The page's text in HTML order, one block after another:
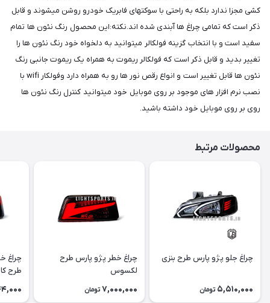
کشی مجزا ندارد بلکه به راحتی با سوکتهای فابریک خودرو روشن میشوند و قابل
ذکر است که تمامی چراغ ها آبندی شده اند.نکته:این محصول رنگ نئون ها تمام
سفید است و با انتخاب گزینه فولکالر میتوانید به دلخواه خود رنگ نئون ها را
تغییر بدید و قابل ذکر است که فولکالر ریموت به همراه یک ریموت جانبی رنگ
نئون ها قابل تغییر است و انواع رقص نور ها رو به همراه دارد وفولکار wifi با
نصب نرم افزار های موجود بر روی موبایل خود میتوانید کنترل رنگ نئون ها
روی بر روی موبایل خود داشته باشید.
محصولات مرتبط
چراغ جلو پژو پارس طرح بنزی
5,510,000 تومان
چراغ خطر پژو پارس طرح
لکسوس
7,000,000 تومان
چراغ
طرح